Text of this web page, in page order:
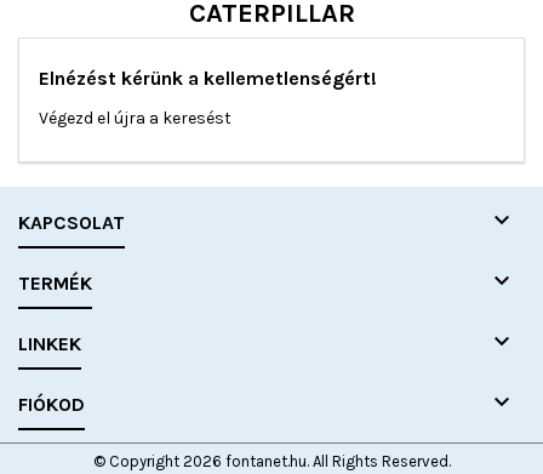
CATERPILLAR
Elnézést kérünk a kellemetlenségért!
Végezd el újra a keresést
KAPCSOLAT 
TERMÉK 
LINKEK 
FIÓKOD 
© Copyright 2026 fontanet.hu. All Rights Reserved.